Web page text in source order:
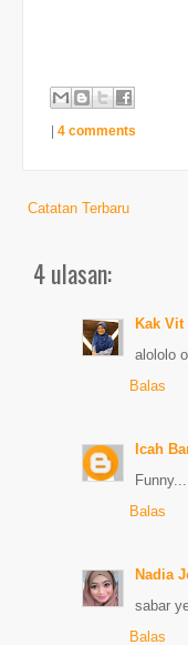
| 4 comments
Catatan Terbaru
4 ulasan:
Kak Vit
alololo
Balas
Icah
Balas
Nadia
sabar
Balas